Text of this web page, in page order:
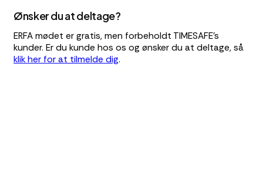
Ønsker du at deltage?
ERFA mødet er gratis, men forbeholdt TIMESAFE’s
kunder. Er du kunde hos os og ønsker du at deltage, så
klik her for at tilmelde dig.